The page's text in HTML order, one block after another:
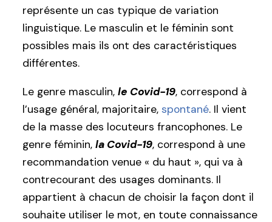
représente un cas typique de variation
linguistique. Le masculin et le féminin sont
possibles mais ils ont des caractéristiques
différentes.
Le genre masculin, le Covid-19, correspond à
l’usage général, majoritaire, spontané. Il vient
de la masse des locuteurs francophones. Le
genre féminin, la Covid-19, correspond à une
recommandation venue « du haut », qui va à
contrecourant des usages dominants. Il
appartient à chacun de choisir la façon dont il
souhaite utiliser le mot, en toute connaissance